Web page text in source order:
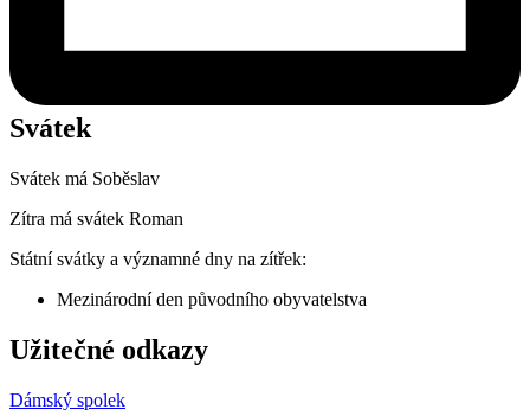
Svátek
Svátek má Soběslav
Zítra má svátek Roman
Státní svátky a významné dny na zítřek:
Mezinárodní den původního obyvatelstva
Užitečné odkazy
Dámský spolek